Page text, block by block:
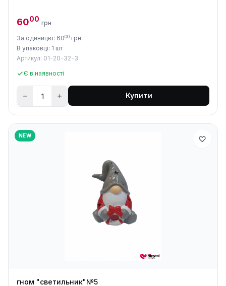
6000 грн
За одиницю: 6000 грн
В упаковці: 1 шт
Артикул: 01-20-32-3
Є в наявності
Купити
NEW
гном "светильник"№5